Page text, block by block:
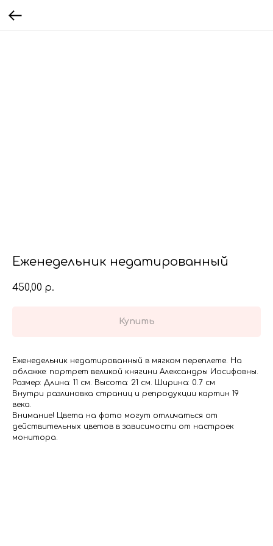
Еженедельник недатированный
450,00 р.
Купить
Еженедельник недатированный в мягком переплете. На
обложке: портрет великой княгини Александры Иосифовны.
Размер: Длина: 11 см. Высота: 21 см. Ширина: 0.7 см
Внутри разлиновка страниц и репродукции картин 19
века.
Внимание! Цвета на фото могут отличаться от
действительных цветов в зависимости от настроек
монитора.